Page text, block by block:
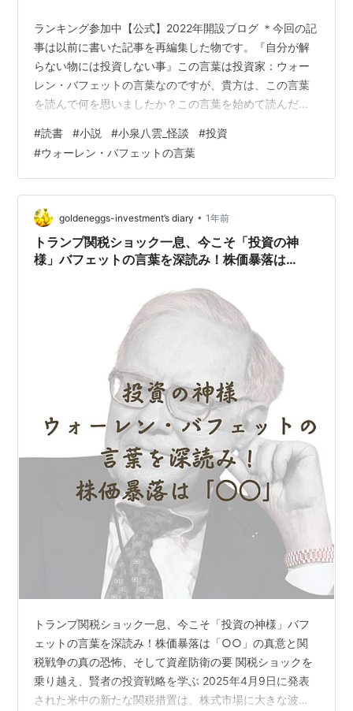
ランキング参加中【公式】2022年開設ブログ ＊今回の記
事は以前に書いた記事を再編集した物です。『自分が解
らない物には投資しない事』この言葉は投資家：ウォー
レン・バフェットの言葉なのですが、貴方は、この言葉
を読んで何を思いましたか？この言葉を始めて読んだ
に思っていたのですが、投資に関する事を色々と調べて
いくと、『自分が解る事』に投資をしたのに大損をした
という話がたくさんあったのです。そして、その様な話
と小泉八雲の「常識」という怪談が何か似ていると思っ
たので、今回はその事について書いてみます。 怪談・奇
談 (角川文庫) 作者:ラフカディオ・ハーン…
#読書 #小説 #小泉八雲_怪談 #投資
#ウォーレン・バフェットの言葉
goldeneggs-investment’s diary • 1年前
トランプ関税ショック一息、今こそ「投資の神
様」バフェットの言葉を深読み！株価暴落は
トランプ関税ショック一息、今こそ「投資の神様」バフ
ェットの言葉を深読み！株価暴落は「○○」の真意と関
税戦争の真の恐怖、そして資産防衛の要 関税ショックを
乗り越え、賢者の投資戦略を学ぶ 2025年4月9日に発表
された米中の新たな関税措置は、株式市場に大きな波紋